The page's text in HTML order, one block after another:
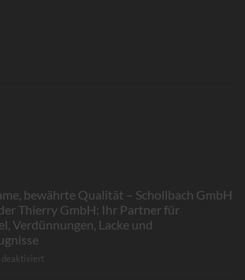
bewährte Qualität – Schollbach GmbH
Thierry GmbH: Ihr Partner für
Verdünnungen, Lacke und
deaktiviert